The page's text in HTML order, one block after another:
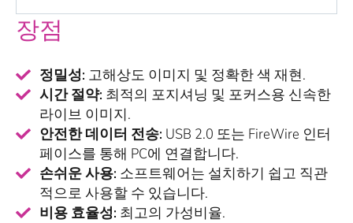
장점
정밀성: 고해상도 이미지 및 정확한 색 재현.
시간 절약: 최적의 포지셔닝 및 포커스용 신속한
라이브 이미지.
안전한 데이터 전송: USB 2.0 또는 FireWire 인터
페이스를 통해 PC에 연결합니다.
손쉬운 사용: 소프트웨어는 설치하기 쉽고 직관
적으로 사용할 수 있습니다.
비용 효율성: 최고의 가성비율.